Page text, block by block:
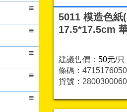
5011 模造色紙
17.5*17.5cm
建議售價： 50元/只
條碼：
貨號：2800300060